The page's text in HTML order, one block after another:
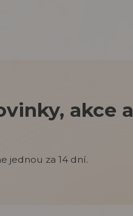
akce a
jednou za 14 dní.